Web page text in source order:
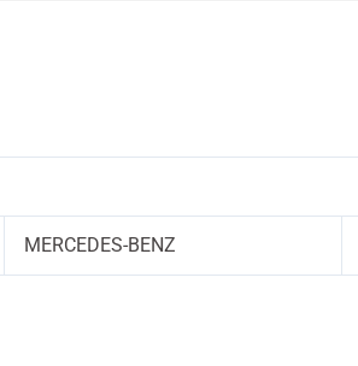
MERCEDES-BENZ